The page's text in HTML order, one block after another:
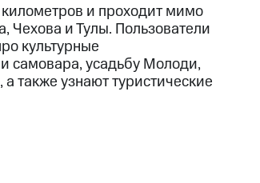
и проходит мимо
Чехова и Тулы. Пользователи
культурные
самовара, усадьбу Молоди,
также узнают туристические